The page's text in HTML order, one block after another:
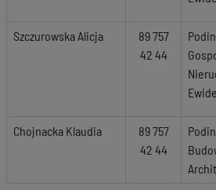
Szczurowska Alicja
89 757
42 44
Chojnacka Klaudia
89 757
42 44